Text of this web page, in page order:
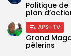
Politique de
plan
APS-TV
Grand
pèlerins